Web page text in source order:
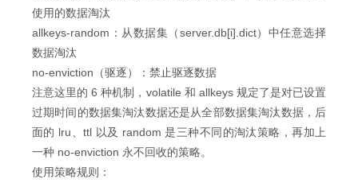
使用的数据淘汰
allkeys-random：从数据集（server.db[i].dict）中任意选择
数据淘汰
no-enviction（驱逐）：禁止驱逐数据
注意这里的 6 种机制，volatile 和 allkeys 规定了是对已设置
过期时间的数据集淘汰数据还是从全部数据集淘汰数据，后
面的 lru、ttl 以及 random 是三种不同的淘汰策略，再加上
一种 no-enviction 永不回收的策略。
使用策略规则：